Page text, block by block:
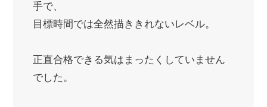
手で、
目標時間では全然描ききれないレベル。
正直合格できる気はまったくしていません
でした。